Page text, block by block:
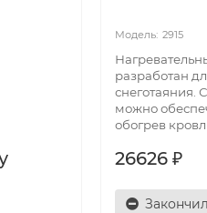
2915
разработан
снеготаяния.
можно
обогрев
26626 ₽